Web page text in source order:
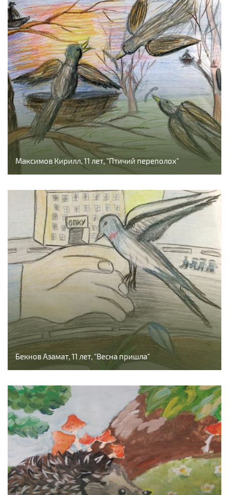
Максимов Кирилл, 11 лет, "Птичий переполох"
Бекнов Азамат, 11 лет, "Весна пришла"